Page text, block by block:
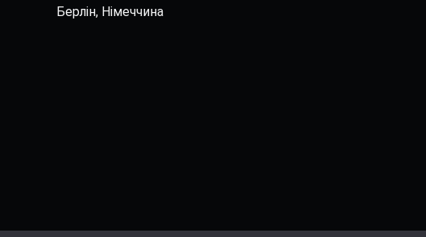
Берлін, Німеччина